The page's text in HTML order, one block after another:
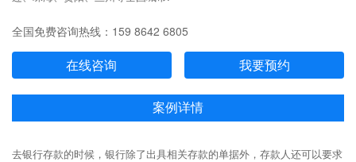
全国免费咨询热线：159 8642 6805
在线咨询 我要预约
案例详情
去银行存款的时候，银行除了出具相关存款的单据外，存款人还可以要求